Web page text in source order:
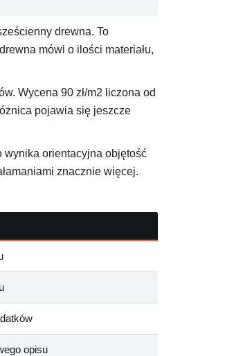
drewna. To
mówi o ilości materiału,
Wycena 90 zł/m2 liczona od
pojawia się jeszcze
wynika orientacyjna objętość
znacznie więcej.
opisu